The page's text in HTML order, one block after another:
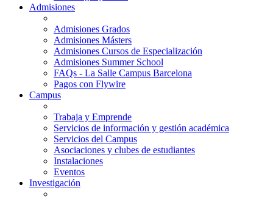
Admisiones
Admisiones Grados
Admisiones Másters
Admisiones Cursos de Especialización
Admisiones Summer School
FAQs - La Salle Campus Barcelona
Pagos con Flywire
Campus
Trabaja y Emprende
Servicios de información y gestión académica
Servicios del Campus
Asociaciones y clubes de estudiantes
Instalaciones
Eventos
Investigación